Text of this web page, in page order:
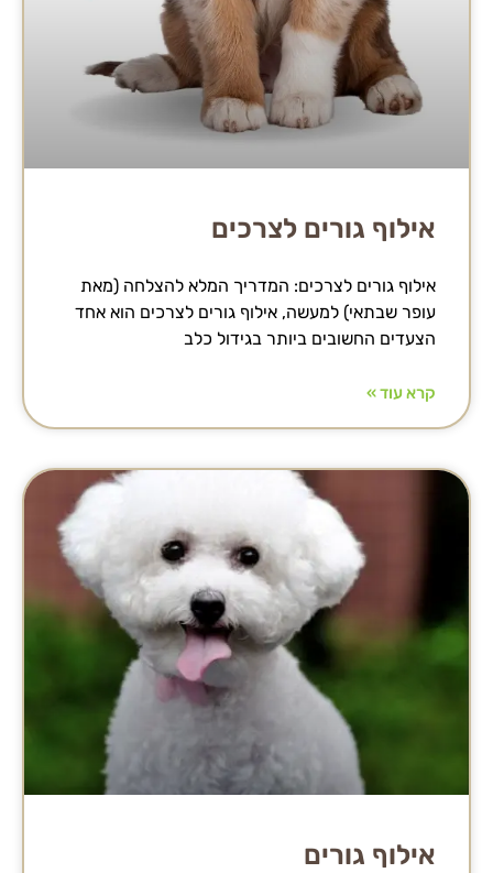
אילוף גורים לצרכים
אילוף גורים לצרכים: המדריך המלא להצלחה (מאת
עופר שבתאי) למעשה, אילוף גורים לצרכים הוא אחד
הצעדים החשובים ביותר בגידול כלב
קרא עוד »
אילוף גורים